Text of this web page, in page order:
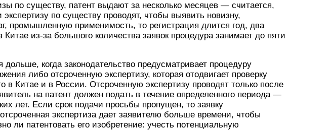
по существу, патент выдают за несколько месяцев — считается,
по существу проводят, чтобы выявить новизну,
промышленную применимость, то регистрация длится год, два
из-за большого количества заявок процедура занимает до пяти
дольше, когда законодательство предусматривает процедуру
либо отсроченную экспертизу, которая отодвигает проверку
в Китае и в России. Отсроченную экспертизу проводят только после
на патент должен подать в течение определенного периода —
лет. Если срок подачи просьбы пропущен, то заявку
экспертиза дает заявителю больше времени, чтобы
ли патентовать его изобретение: учесть потенциальную